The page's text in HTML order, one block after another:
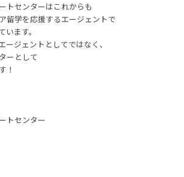
トセンターはこれからも
留学を応援するエージェントで
ます。
ージェントとしてではなく、
ーとして
！
トセンター